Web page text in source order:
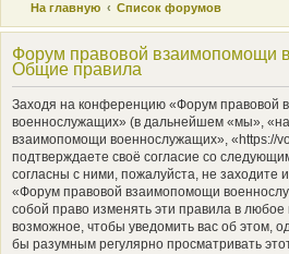
На главную
Список форумов
Форум правовой взаимопомощи
Общие правила
Заходя на конференцию «Форум правовой
военнослужащих» (в дальнейшем «мы»,
взаимопомощи военнослужащих», «https://
подтверждаете своё согласие со
согласны с ними, пожалуйста, не заходите
«Форум правовой взаимопомощи
собой право изменять эти правила в
возможное, чтобы уведомить вас об этом,
бы разумным регулярно просматривать